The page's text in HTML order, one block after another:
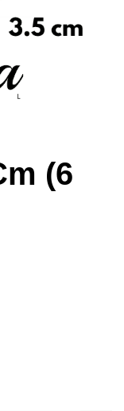
(6